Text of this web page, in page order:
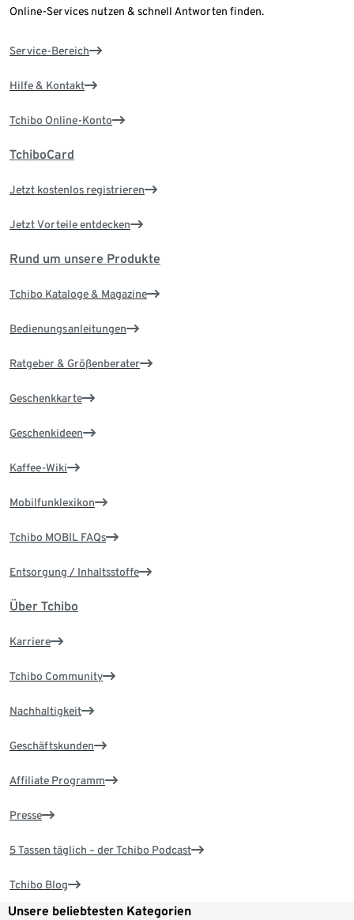
Online-Services nutzen & schnell Antworten finden.
Service-Bereich
Hilfe & Kontakt
Tchibo Online-Konto
TchiboCard
Jetzt kostenlos registrieren
Jetzt Vorteile entdecken
Rund um unsere Produkte
Tchibo Kataloge & Magazine
Bedienungsanleitungen
Ratgeber & Größenberater
Geschenkkarte
Geschenkideen
Kaffee-Wiki
Mobilfunklexikon
Tchibo MOBIL FAQs
Entsorgung / Inhaltsstoffe
Über Tchibo
Karriere
Tchibo Community
Nachhaltigkeit
Geschäftskunden
Affiliate Programm
Presse
5 Tassen täglich – der Tchibo Podcast
Tchibo Blog
Unsere beliebtesten Kategorien